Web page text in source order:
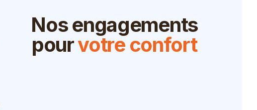
Nos engagements
pourvotre confort